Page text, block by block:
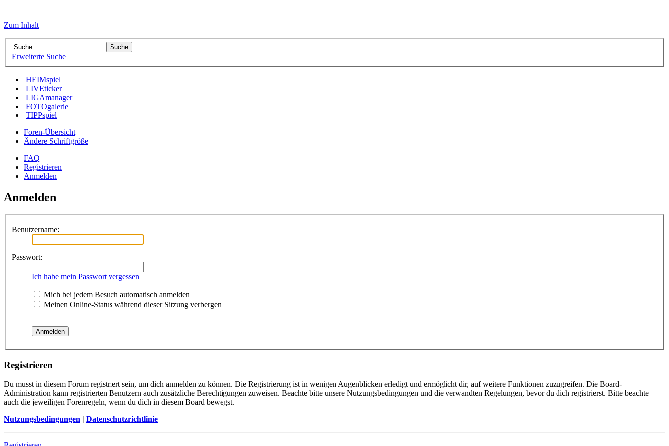
Zum Inhalt
Erweiterte Suche
HEIMspiel
LIVEticker
LIGAmanager
FOTOgalerie
TIPPspiel
Foren-Übersicht
Ändere Schriftgröße
FAQ
Registrieren
Anmelden
Anmelden
Benutzername:
Passwort:
Ich habe mein Passwort vergessen
Mich bei jedem Besuch automatisch anmelden
Meinen Online-Status während dieser Sitzung verbergen
Registrieren
Du musst in diesem Forum registriert sein, um dich anmelden zu können. Die Registrierung ist in wenigen Augenblicken erledigt und ermöglicht dir, auf weitere Funktionen zuzugreifen. Die Board-
Administration kann registrierten Benutzern auch zusätzliche Berechtigungen zuweisen. Beachte bitte unsere Nutzungsbedingungen und die verwandten Regelungen, bevor du dich registrierst. Bitte beachte
auch die jeweiligen Forenregeln, wenn du dich in diesem Board bewegst.
Nutzungsbedingungen | Datenschutzrichtlinie